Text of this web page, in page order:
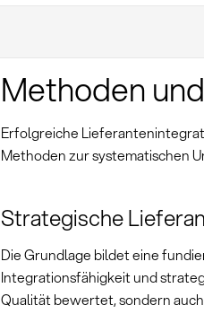
Methoden
Erfolgreiche
Methoden zur systematischen
Strategische
Die Grundlage bildet eine
Integrationsfähigkeit und
Qualität bewertet, sondern